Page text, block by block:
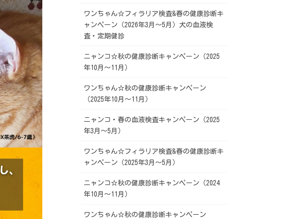
ワンちゃん☆フィラリア検査&春の健康診断キ
ャンペーン（2026年3月～5月）犬の血液検
査・定期健診
ニャンコ☆秋の健康診断キャンペーン（2025
年10月～11月）
ワンちゃん☆秋の健康診断キャンペーン
（2025年10月～11月）
ニャンコ・春の血液検査キャンペーン（2025
年3月～5月）
ワンちゃん☆フィラリア検査&春の健康診断キ
ャンペーン（2025年3月～5月）
ニャンコ☆秋の健康診断キャンペーン（2024
年10月～11月）
ワンちゃん☆秋の健康診断キャンペーン